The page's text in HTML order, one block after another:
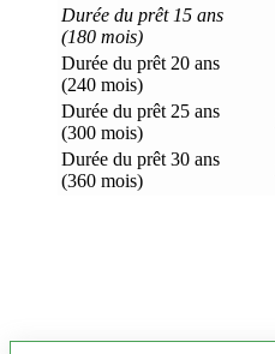
Durée du prêt 15 ans
(180 mois)
Durée du prêt 20 ans
(240 mois)
Durée du prêt 25 ans
(300 mois)
Durée du prêt 30 ans
(360 mois)